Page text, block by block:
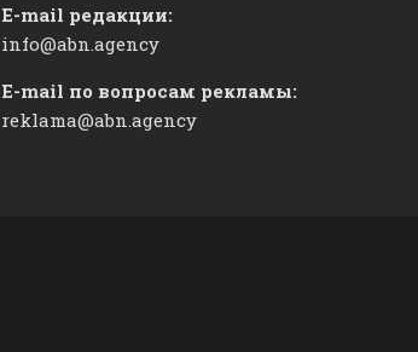
E-mail редакции:
info@abn.agency
E-mail по вопросам рекламы:
reklama@abn.agency